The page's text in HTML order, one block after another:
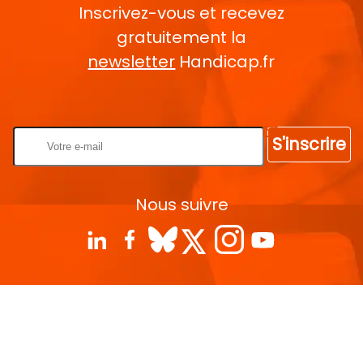
Inscrivez-vous et recevez
gratuitement la
newsletter Handicap.fr
S'inscrire
Nous suivre